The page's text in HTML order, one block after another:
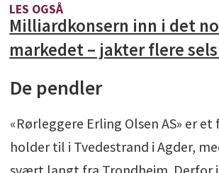
LES OGSÅ
Milliardkonsern inn i det
markedet – jakter flere
De pendler
«Rørleggere Erling Olsen AS» er et
holder til i Tvedestrand i Agder,